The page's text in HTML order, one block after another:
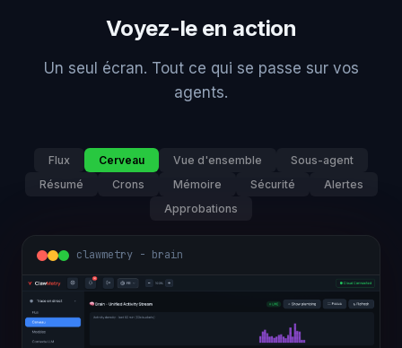
Voyez-le en action
Un seul écran. Tout ce qui se passe sur vos
agents.
Flux Cerveau Vue d'ensemble
Sous-agent
Résumé
Crons Mémoire Sécurité
Alertes
Approbations
clawmetry - brain